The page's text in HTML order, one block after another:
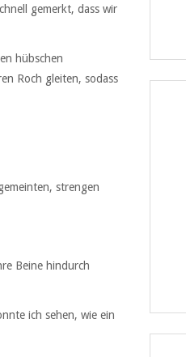
gemerkt, dass wir
hübschen
Roch gleiten, sodass
strengen
Beine hindurch
ich sehen, wie ein